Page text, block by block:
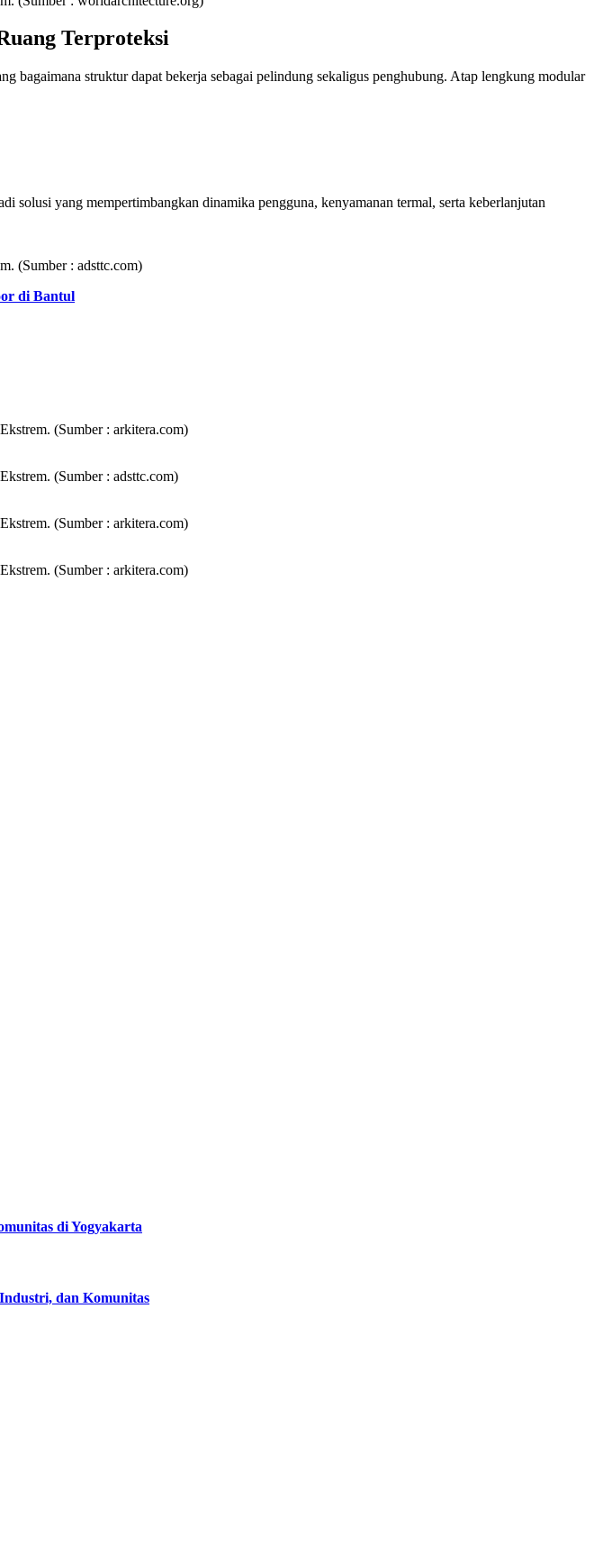
Terproteksi
bagaimana struktur dapat bekerja sebagai pelindung sekaligus penghubung. Atap lengkung modular
solusi yang mempertimbangkan dinamika pengguna, kenyamanan termal, serta keberlanjutan
(Sumber : adsttc.com)
di Bantul
(Sumber : arkitera.com)
(Sumber : adsttc.com)
(Sumber : arkitera.com)
(Sumber : arkitera.com)
di Yogyakarta
dan Komunitas